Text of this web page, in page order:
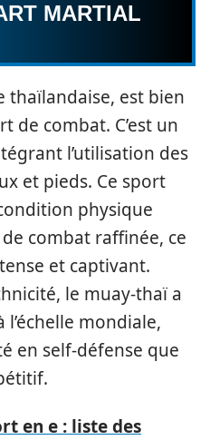
MARTIAL
thaïlandaise, est bien
de combat. C’est un
l’utilisation des
et pieds. Ce sport
physique
combat raffinée, ce
et captivant.
le muay-thaï a
mondiale,
en self-défense que
en e : liste des